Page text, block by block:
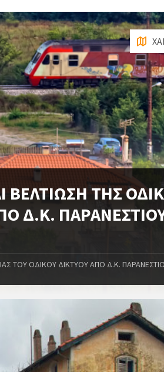
ΒΕΛΤΙΩΣΗ ΤΗΣ
Δ.Κ.
ΤΟΥ ΟΔΙΚΟΥ ΔΙΚΤΥΟΥ ΑΠΟ Δ.Κ.